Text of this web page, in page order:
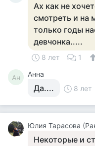
Ах как не
смотреть и на
только годы
девчонка.....
8 лет 1
Ан Анна
Да.... 8 лет
Юлия Тарасова
Некоторые и